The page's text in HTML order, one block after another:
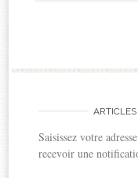
Saisissez votre
recevoir une